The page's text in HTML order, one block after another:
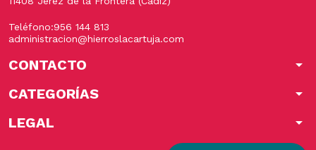
Teléfono:956 144 813
administracion@hierroslacartuja.com
CONTACTO
arrow_drop_down
CATEGORÍAS
arrow_drop_down
LEGAL
arrow_drop_down